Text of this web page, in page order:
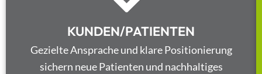
KUNDEN/PATIENTEN
Gezielte Ansprache und klare Positionierung
sichern neue Patienten und nachhaltiges